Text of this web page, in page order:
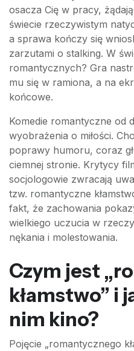
osacza Cię w pracy,
świecie rzeczywistym
a sprawa kończy się
zarzutami o stalking. W
romantycznych? Gra
mu się w ramiona, a na
końcowe.
Komedie romantyczne od
wyobrażenia o miłości.
poprawy humoru, coraz
ciemnej stronie. Krytycy
socjologowie zwracają
tzw. romantyczne
fakt, że zachowania
wielkiego uczucia w
nękania i molestowania.
Czym jest
kłamstwo” i
nim kino?
Pojęcie „romantycznego